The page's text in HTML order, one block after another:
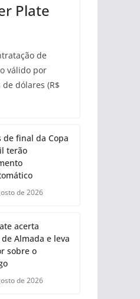
Plate
de
válido por
dólares (R$
de final da Copa
terão
de 2026
acerta
Almada e leva
sobre o
de 2026